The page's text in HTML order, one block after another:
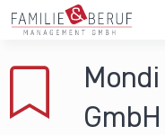
Direkt zum Inhalt
Gemeinden
GmbH